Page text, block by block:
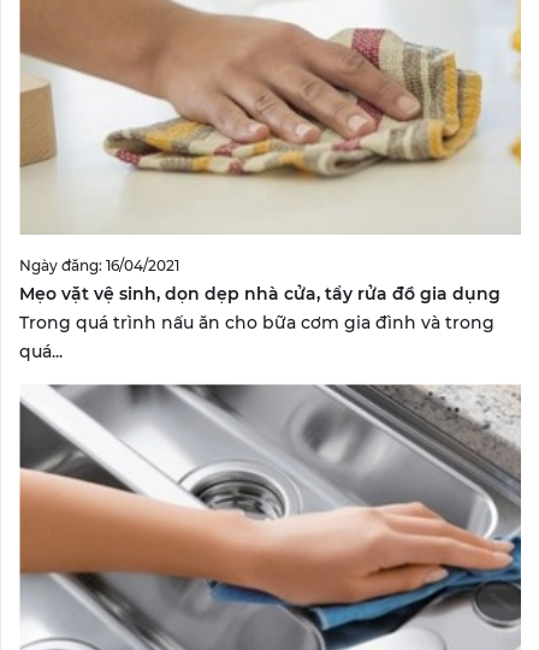
Ngày đăng: 16/04/2021
Mẹo vặt vệ sinh, dọn dẹp nhà cửa, tẩy rửa đồ gia dụng
Trong quá trình nấu ăn cho bữa cơm gia đình và trong
quá...